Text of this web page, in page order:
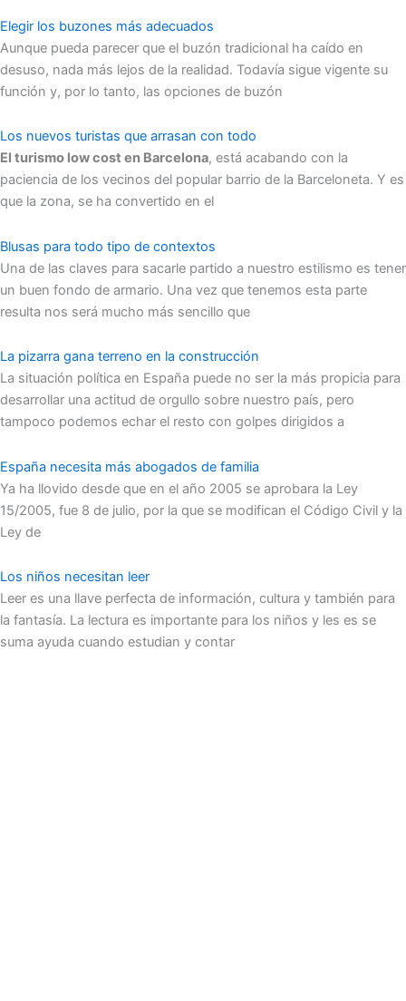
Elegir los buzones más adecuados
Aunque pueda parecer que el buzón tradicional ha caído en
desuso, nada más lejos de la realidad. Todavía sigue vigente su
función y, por lo tanto, las opciones de buzón
Los nuevos turistas que arrasan con todo
El turismo low cost en Barcelona, está acabando con la
paciencia de los vecinos del popular barrio de la Barceloneta. Y es
que la zona, se ha convertido en el
Blusas para todo tipo de contextos
Una de las claves para sacarle partido a nuestro estilismo es tener
un buen fondo de armario. Una vez que tenemos esta parte
resulta nos será mucho más sencillo que
La pizarra gana terreno en la construcción
La situación política en España puede no ser la más propicia para
desarrollar una actitud de orgullo sobre nuestro país, pero
tampoco podemos echar el resto con golpes dirigidos a
España necesita más abogados de familia
Ya ha llovido desde que en el año 2005 se aprobara la Ley
15/2005, fue 8 de julio, por la que se modifican el Código Civil y la
Ley de
Los niños necesitan leer
Leer es una llave perfecta de información, cultura y también para
la fantasía. La lectura es importante para los niños y les es se
suma ayuda cuando estudian y contar